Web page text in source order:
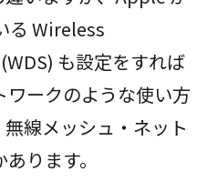
る Wireless
も設定をすれば
ークのような使い方
線メッシュ・ネット
ります。